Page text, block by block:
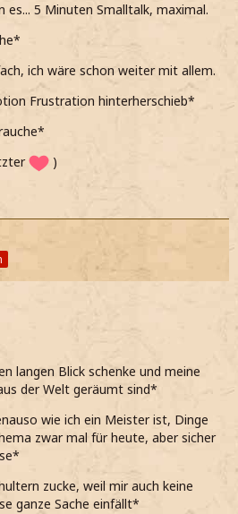
es... 5 Minuten Smalltalk, maximal.
ich wäre schon weiter mit allem.
Frustration hinterherschieb*
)
langen Blick schenke und meine
der Welt geräumt sind*
wie ich ein Meister ist, Dinge
zwar mal für heute, aber sicher
zucke, weil mir auch keine
ganze Sache einfällt*